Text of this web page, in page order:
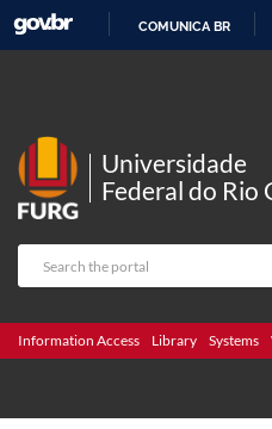
COMUNICA BR
Universidade
Federal do Rio
Information Access Library Systems